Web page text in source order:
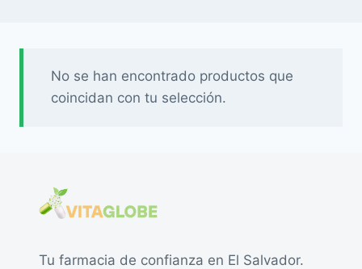
No se han encontrado productos que
coincidan con tu selección.
Tu farmacia de confianza en El Salvador.